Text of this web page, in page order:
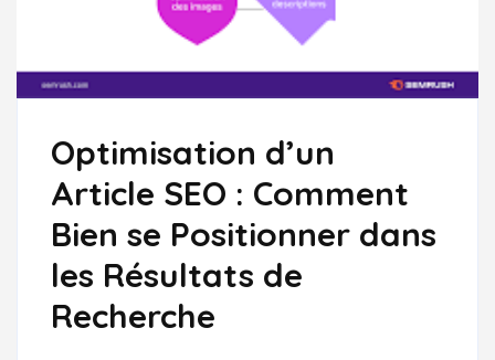
Optimisation d’un
Article SEO : Comment
Bien se Positionner dans
les Résultats de
Recherche